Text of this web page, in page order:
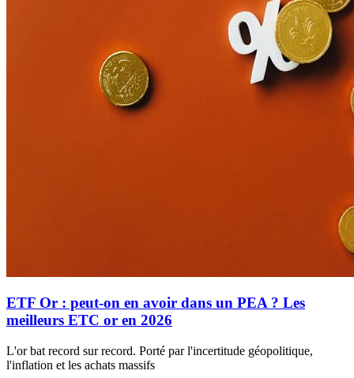
ETF Or : peut-on en avoir dans un PEA ? Les
meilleurs ETC or en 2026
L'or bat record sur record. Porté par l'incertitude géopolitique,
l'inflation et les achats massifs